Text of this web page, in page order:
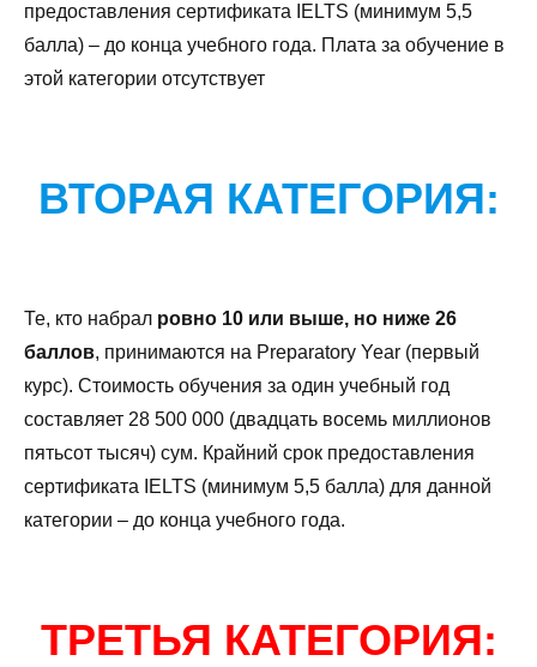
предоставления сертификата IELTS (минимум 5,5
балла) – до конца учебного года. Плата за обучение в
этой категории отсутствует
ВТОРАЯ КАТЕГОРИЯ:
Те, кто набрал ровно 10 или выше, но ниже 26
баллов, принимаются на Preparatory Year (первый
курс). Стоимость обучения за один учебный год
составляет 28 500 000 (двадцать восемь миллионов
пятьсот тысяч) сум. Крайний срок предоставления
сертификата IELTS (минимум 5,5 балла) для данной
категории – до конца учебного года.
ТРЕТЬЯ КАТЕГОРИЯ: